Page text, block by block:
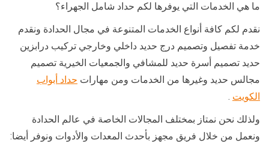
ما هي الخدمات التي يوفرها لكم حداد شامل الجهراء؟
نقدم لكم كافة أنواع الخدمات المتنوعة في مجال الحدادة ونقدم
خدمة تفصيل وتصميم درج حديد داخلي وخارجي تركيب درابزين
حديد تصميم أسرة حديد للمشافي والجمعيات الخيرية تصميم
مجالس حديد وغيرها من الخدمات ومن مهارات حداد أبواب
الكويت .
ولذلك نحن نمتاز بمختلف المجالات الخاصة في عالم الحدادة
ونعمل من خلال فريق مجهز بأحدث المعدات والأدوات ونوفر أيضا: